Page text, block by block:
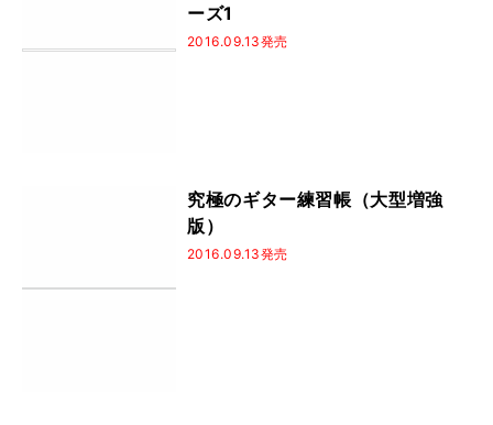
ーズ1
2016.09.13発売
究極のギター練習帳（大型増強
版）
2016.09.13発売